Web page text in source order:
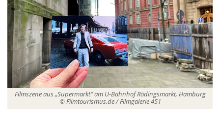
Filmszene aus „Supermarkt“ am U-Bahnhof Rödingsmarkt, Hamburg
© Filmtourismus.de / Filmgalerie 451